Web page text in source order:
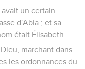
un certain
d'Abia ; et sa
était Élisabeth.
marchant dans
les ordonnances du